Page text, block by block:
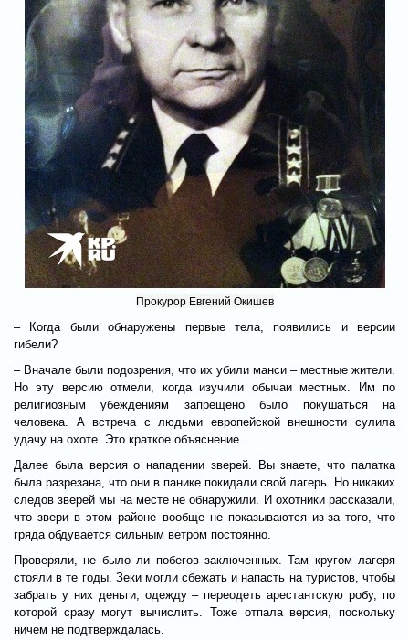
Прокурор Евгений Окишев
– Когда были обнаружены первые тела, появились и версии
гибели?
– Вначале были подозрения, что их убили манси – местные жители.
Но эту версию отмели, когда изучили обычаи местных. Им по
религиозным убеждениям запрещено было покушаться на
человека. А встреча с людьми европейской внешности сулила
удачу на охоте. Это краткое объяснение.
Далее была версия о нападении зверей. Вы знаете, что палатка
была разрезана, что они в панике покидали свой лагерь. Но никаких
следов зверей мы на месте не обнаружили. И охотники рассказали,
что звери в этом районе вообще не показываются из-за того, что
гряда обдувается сильным ветром постоянно.
Проверяли, не было ли побегов заключенных. Там кругом лагеря
стояли в те годы. Зеки могли сбежать и напасть на туристов, чтобы
забрать у них деньги, одежду – переодеть арестантскую робу, по
которой сразу могут вычислить. Тоже отпала версия, поскольку
ничем не подтверждалась.